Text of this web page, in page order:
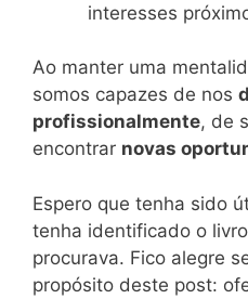
interesses
Ao manter uma
somos capazes de nos
profissionalmente, de
encontrar novas
Espero que tenha sido
tenha identificado o
procurava. Fico alegre
propósito deste post: